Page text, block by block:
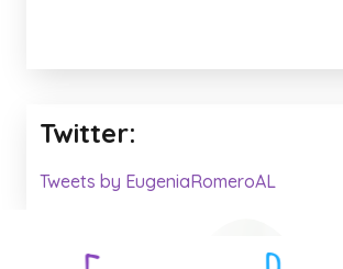
Twitter:
Tweets by EugeniaRomeroAL